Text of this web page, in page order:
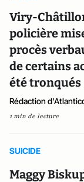
Viry-
policière
procès
de certains
été tronqués
Rédaction
1 min de lecture
SUICIDE
Maggy